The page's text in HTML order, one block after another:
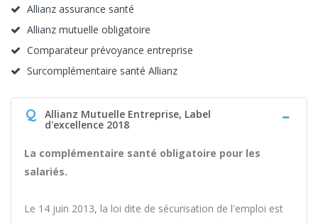
Allianz assurance santé
Allianz mutuelle obligatoire
Comparateur prévoyance entreprise
Surcomplémentaire santé Allianz
Q Allianz Mutuelle Entreprise, Label
d'excellence 2018
La complémentaire santé obligatoire pour les
salariés.
Le 14 juin 2013, la loi dite de sécurisation de l'emploi est